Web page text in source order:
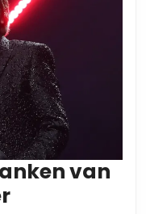
van
De